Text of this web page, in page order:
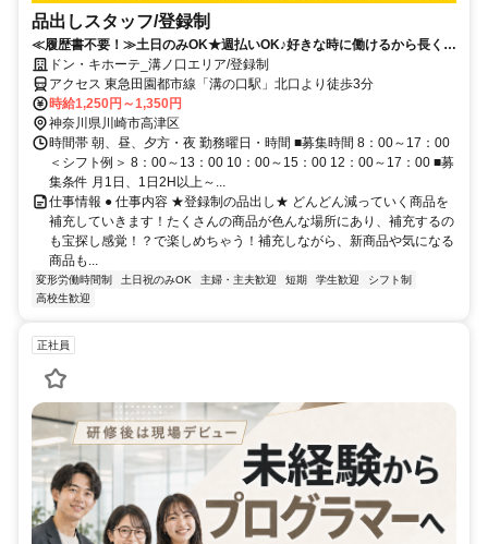
品出しスタッフ/登録制
≪履歴書不要！≫土日のみOK★週払いOK♪好きな時に働けるから長く続
けられる◎登録制スタッフ☆
ドン・キホーテ_溝ノ口エリア/登録制
アクセス 東急田園都市線「溝の口駅」北口より徒歩3分
時給1,250円～1,350円
神奈川県川崎市高津区
時間帯 朝、昼、夕方・夜 勤務曜日・時間 ■募集時間 8：00～17：00
＜シフト例＞ 8：00～13：00 10：00～15：00 12：00～17：00 ■募
集条件 月1日、1日2H以上～...
仕事情報 ● 仕事内容 ★登録制の品出し★ どんどん減っていく商品を
補充していきます！たくさんの商品が色んな場所にあり、補充するの
も宝探し感覚！？で楽しめちゃう！補充しながら、新商品や気になる
商品も...
変形労働時間制 土日祝のみOK 主婦・主夫歓迎 短期 学生歓迎
シフト制
高校生歓迎
正社員